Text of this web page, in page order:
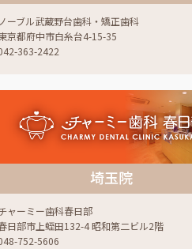
ノーブル武蔵野台歯科・矯正歯科
京都府中市白糸台4-15-35
363-2422
埼玉院
ャーミー歯科春日部
日部市上蛭田132-4 昭和第二ビル2階
752-5606